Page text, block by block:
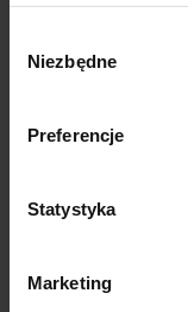
zgody
Niezbędne
Preferencje
Statystyka
MarketingZgoda na